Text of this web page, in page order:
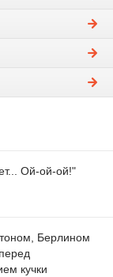
Ой-ой-ой!"
Берлином
кучки